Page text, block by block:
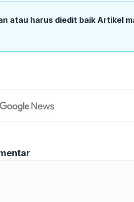
atau harus diedit baik Artikel